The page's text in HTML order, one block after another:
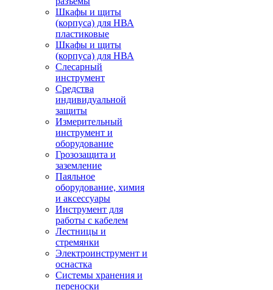
Шкафы и щиты
(корпуса) для НВА
пластиковые
Шкафы и щиты
(корпуса) для НВА
Слесарный
инструмент
Средства
индивидуальной
защиты
Измерительный
инструмент и
оборудование
Грозозащита и
заземление
Паяльное
оборудование, химия
и аксессуары
Инструмент для
работы с кабелем
Лестницы и
стремянки
Электроинструмент и
оснастка
Системы хранения и
переноски